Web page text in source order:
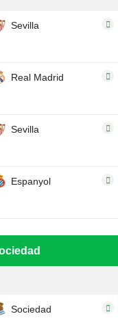
Sevilla
Real Madrid
Sevilla
Espanyol
Sociedad